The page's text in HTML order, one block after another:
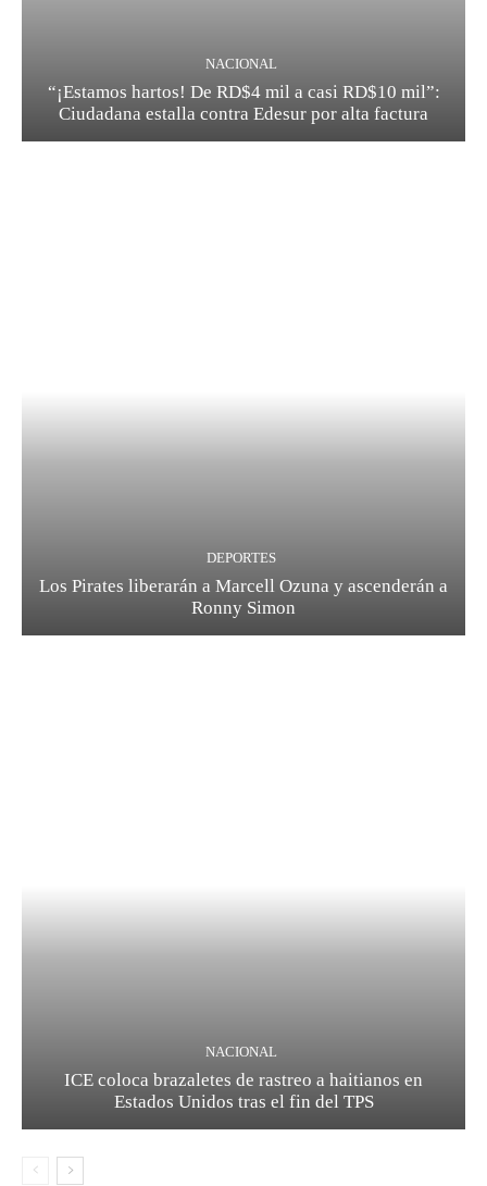
NACIONAL
“¡Estamos hartos! De RD$4 mil a casi RD$10 mil”:
Ciudadana estalla contra Edesur por alta factura
DEPORTES
Los Pirates liberarán a Marcell Ozuna y ascenderán a
Ronny Simon
NACIONAL
ICE coloca brazaletes de rastreo a haitianos en
Estados Unidos tras el fin del TPS